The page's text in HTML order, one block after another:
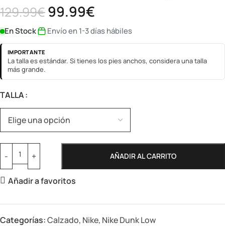
129.99€99.99€
En Stock Envío en 1-3 días hábiles
IMPORTANTE
La talla es estándar. Si tienes los pies anchos, considera una talla
más grande.
TALLA
AÑADIR AL CARRITO
Añadir a favoritos
Categorías:Calzado, Nike, Nike Dunk Low